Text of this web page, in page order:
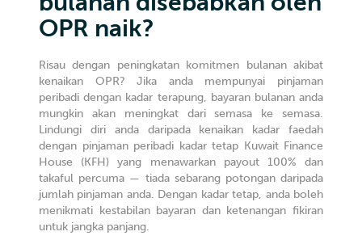
OPR naik?
Risau dengan peningkatan komitmen bulanan akibat
kenaikan OPR? Jika anda mempunyai pinjaman
peribadi dengan kadar terapung, bayaran bulanan anda
mungkin akan meningkat dari semasa ke semasa.
Lindungi diri anda daripada kenaikan kadar faedah
dengan pinjaman peribadi kadar tetap Kuwait Finance
House (KFH) yang menawarkan payout 100% dan
takaful percuma — tiada sebarang potongan daripada
jumlah pinjaman anda. Dengan kadar tetap, anda boleh
menikmati kestabilan bayaran dan ketenangan fikiran
untuk jangka panjang.